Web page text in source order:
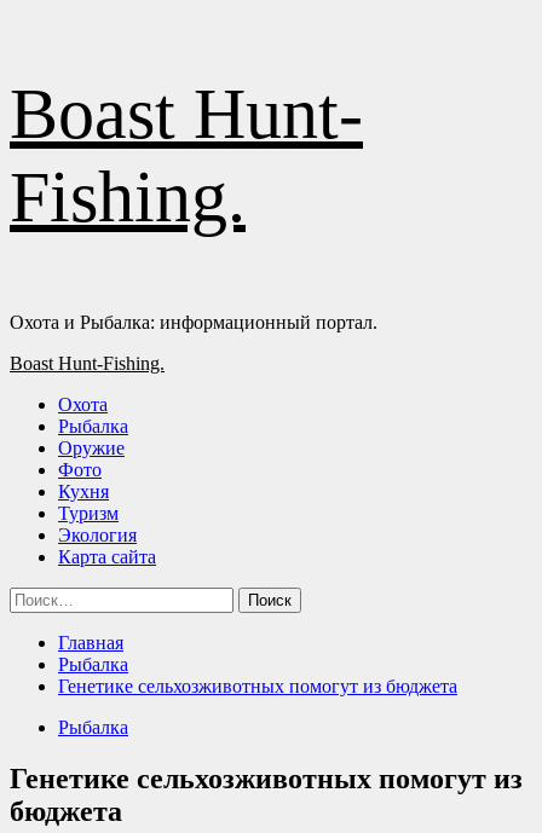
содержимому
Boast Hunt-
Fishing.
Охота и Рыбалка: информационный портал.
Основное
Boast Hunt-Fishing.
Охота
Рыбалка
Оружие
Фото
Кухня
Туризм
Экология
Карта сайта
Найти:
Главная
Рыбалка
Генетике сельхозживотных помогут из бюджета
Рыбалка
Генетике сельхозживотных помогут из
бюджета